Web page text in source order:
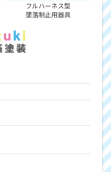
フルハーネス型
墜落制止用器具